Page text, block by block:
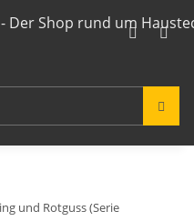
und Rotguss (Serie